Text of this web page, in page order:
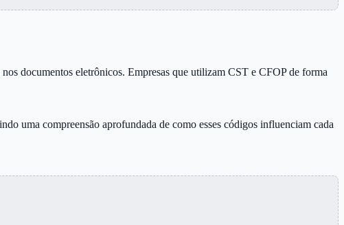
documentos eletrônicos. Empresas que utilizam CST e CFOP de forma
uma compreensão aprofundada de como esses códigos influenciam cada